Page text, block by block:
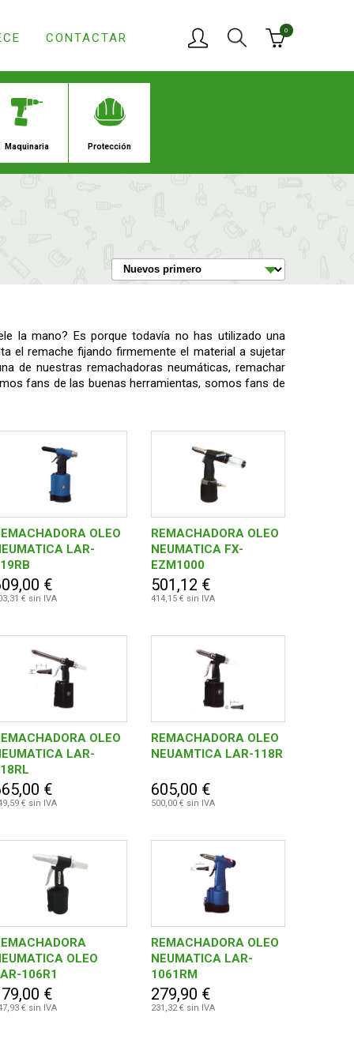
CONTACTAR
0
la mano? Es porque todavía no has utilizado una
el remache fijando firmemente el material a sujetar
de nuestras remachadoras neumáticas, remachar
fans de las buenas herramientas, somos fans de
OLEO
LAR-
€
€ sin IVA
REMACHADORA OLEO
NEUMATICA FX-
EZM1000
501,12 €
414,15 € sin IVA
OLEO
LAR-
€
€ sin IVA
REMACHADORA OLEO
NEUAMTICA LAR-118R
605,00 €
500,00 € sin IVA
OLEO
106R1
€
€ sin IVA
REMACHADORA OLEO
NEUMATICA LAR-
1061RM
279,90 €
231,32 € sin IVA